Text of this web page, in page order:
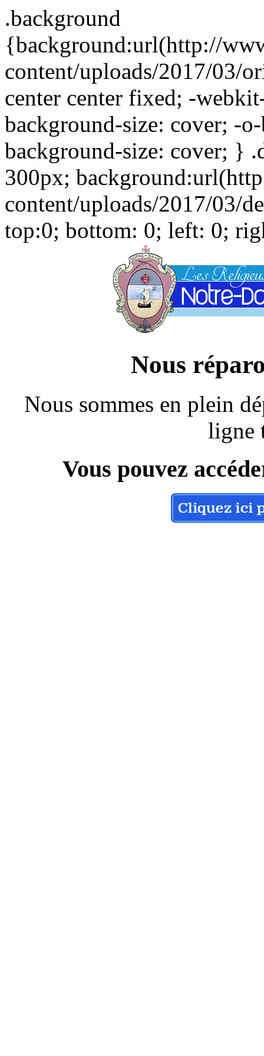
.background
{background:url(http://
content/uploads/2017/03/
center center fixed; -
background-size: cover; -
background-size: cover; }
300px;
content/uploads/2017/03/
top:0; bottom: 0; left: 0;
Nous
Nous sommes en plein
ligne
Vous pouvez